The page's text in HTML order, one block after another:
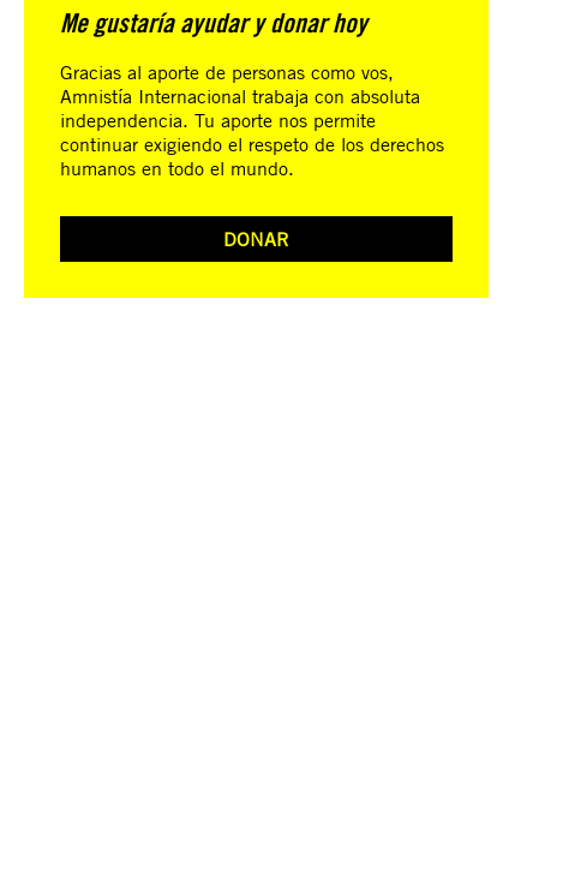
Me gustaría ayudar y donar hoy
Gracias al aporte de personas como vos,
Amnistía Internacional trabaja con absoluta
independencia. Tu aporte nos permite
continuar exigiendo el respeto de los derechos
humanos en todo el mundo.
DONAR